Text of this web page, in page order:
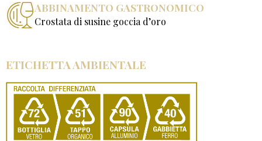
ABBINAMENTO GASTRONOMICO
Crostata di susine goccia d’oro
ETICHETTA AMBIENTALE